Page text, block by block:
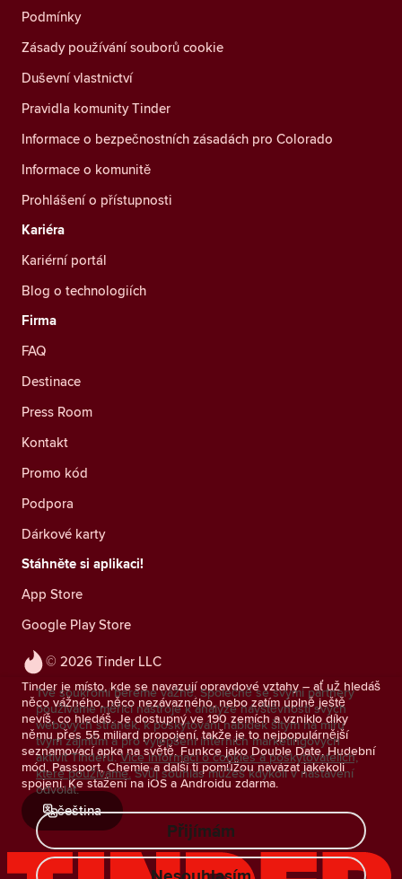
© 2026 Tinder LLC
Tinder je místo, kde se navazují opravdové vztahy – ať už hledáš
něco vážného, něco nezávazného, nebo zatím úplně ještě
nevíš, co hledáš. Je dostupný ve 190 zemích a vzniklo díky
němu přes 55 miliard propojení, takže je to nejpopulárnější
seznamovací apka na světě. Funkce jako Double Date, Hudební
mód, Passport, Chemie a další ti pomůžou navázat jakékoli
spojení. Ke stažení na iOS a Androidu zdarma.
čeština
Podmínky
Zásady používání souborů cookie
Duševní vlastnictví
Pravidla komunity Tinder
Informace o bezpečnostních zásadách pro Colorado
Informace o komunitě
Prohlášení o přístupnosti
Kariéra
Kariérní portál
Blog o technologiích
Firma
FAQ
Destinace
Press Room
Kontakt
Promo kód
Podpora
Dárkové karty
Stáhněte si aplikaci!
App Store
Google Play Store
Tvé soukromí bereme vážně. Společně se svými partnery
používáme měřicí nástroje k analýze návštěvnosti svých
webových stránek, k poskytování nabídek šitým na míru
tvým zájmům a pro vylepšení interních marketingových
aktivit Tinderu. Více informací o cookies a poskytovatelích,
které používáme. Svůj souhlas můžeš kdykoli v nastavení
odvolat.
Přijímám